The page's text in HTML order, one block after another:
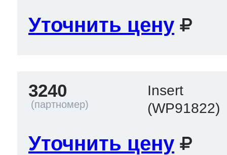
Уточнить цену
3240
Insert
(WP91822)
Уточнить цену